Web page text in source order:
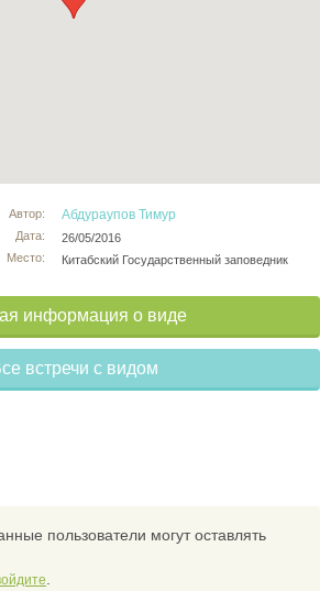
Автор:
Дата:
Место:
Абдураупов Тимур
26/05/2016
Китабский Государственный заповедник
информация о виде
встречи с видом
пользователи могут оставлять